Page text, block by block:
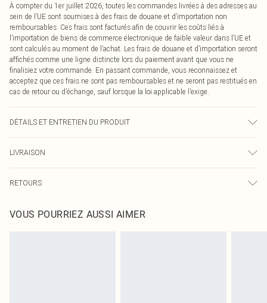
À compter du 1er juillet 2026, toutes les commandes livrées à des adresses au
sein de l’UE sont soumises à des frais de douane et d’importation non
remboursables. Ces frais sont facturés afin de couvrir les coûts liés à
l’importation de biens de commerce électronique de faible valeur dans l’UE et
sont calculés au moment de l’achat. Les frais de douane et d’importation seront
affichés comme une ligne distincte lors du paiement avant que vous ne
finalisiez votre commande. En passant commande, vous reconnaissez et
acceptez que ces frais ne sont pas remboursables et ne seront pas restitués en
cas de retour ou d’échange, sauf lorsque la loi applicable l’exige.
DÉTAILS ET ENTRETIEN DU PRODUIT
la couleur peut déteindre.
LIVRAISON
Livraison express France
Jusqu'à 2-3 jours ouvrables
RETOURS
pour nous retourner un article.
VOUS POURRIEZ AUSSI AIMER